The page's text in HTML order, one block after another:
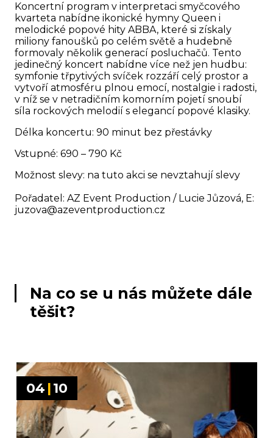
Koncertní program v interpretaci smyčcového
kvarteta nabídne ikonické hymny Queen i
melodické popové hity ABBA, které si získaly
miliony fanoušků po celém světě a hudebně
formovaly několik generací posluchačů. Tento
jedinečný koncert nabídne více než jen hudbu:
symfonie třpytivých svíček rozzáří celý prostor a
vytvoří atmosféru plnou emocí, nostalgie i radosti,
v níž se v netradičním komorním pojetí snoubí
síla rockových melodií s elegancí popové klasiky.
Délka koncertu: 90 minut bez přestávky
Vstupné: 690 – 790 Kč
Možnost slevy: na tuto akci se nevztahují slevy
Pořadatel: AZ Event Production / Lucie Jůzová, E:
juzova@azeventproduction.cz
Na co se u nás můžete dále
těšit?
04 |10